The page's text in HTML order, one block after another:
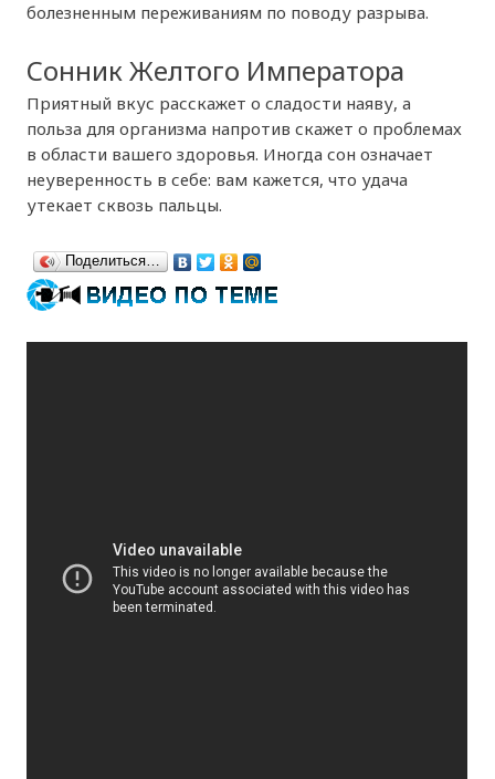
болезненным переживаниям по поводу разрыва.
Сонник Желтого Императора
Приятный вкус расскажет о сладости наяву, а
польза для организма напротив скажет о проблемах
в области вашего здоровья. Иногда сон означает
неуверенность в себе: вам кажется, что удача
утекает сквозь пальцы.
Поделиться…